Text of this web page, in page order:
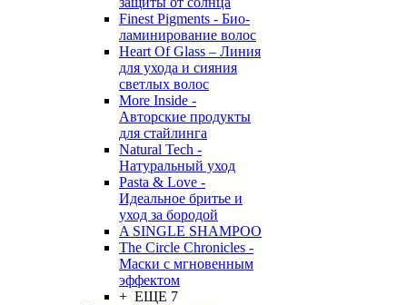
Finest Pigments - Био-
ламинирование волос
Heart Of Glass – Линия
для ухода и сияния
светлых волос
More Inside -
Авторские продукты
для стайлинга
Natural Tech -
Натуральный уход
Pasta & Love -
Идеальное бритье и
уход за бородой
A SINGLE SHAMPOO
The Circle Chronicles -
Маски с мгновенным
эффектом
+ ЕЩЕ 7